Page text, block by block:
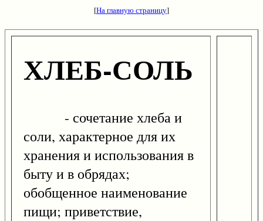
[На главную страницу]
ХЛЕБ-СОЛЬ
- сочетание хлеба и
соли, характерное для их
хранения и использования в
быту и в обрядах;
обобщенное наименование
пищи; приветствие,